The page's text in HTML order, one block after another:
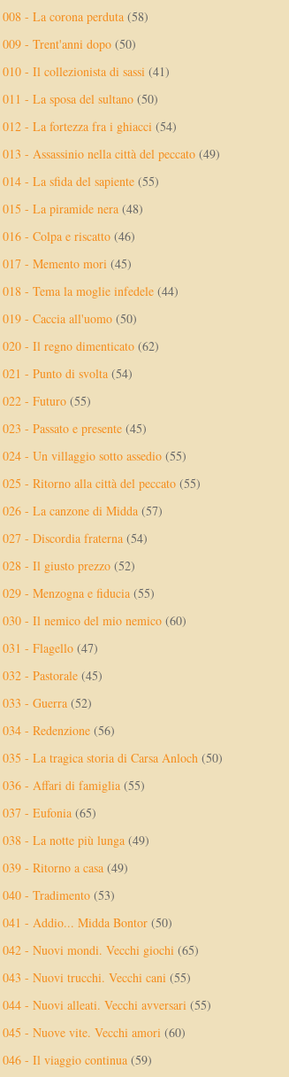
008 - La corona perduta (58)
009 - Trent'anni dopo (50)
010 - Il collezionista di sassi (41)
011 - La sposa del sultano (50)
012 - La fortezza fra i ghiacci (54)
013 - Assassinio nella città del peccato (49)
014 - La sfida del sapiente (55)
015 - La piramide nera (48)
016 - Colpa e riscatto (46)
017 - Memento mori (45)
018 - Tema la moglie infedele (44)
019 - Caccia all'uomo (50)
020 - Il regno dimenticato (62)
021 - Punto di svolta (54)
022 - Futuro (55)
023 - Passato e presente (45)
024 - Un villaggio sotto assedio (55)
025 - Ritorno alla città del peccato (55)
026 - La canzone di Midda (57)
027 - Discordia fraterna (54)
028 - Il giusto prezzo (52)
029 - Menzogna e fiducia (55)
030 - Il nemico del mio nemico (60)
031 - Flagello (47)
032 - Pastorale (45)
033 - Guerra (52)
034 - Redenzione (56)
035 - La tragica storia di Carsa Anloch (50)
036 - Affari di famiglia (55)
037 - Eufonia (65)
038 - La notte più lunga (49)
039 - Ritorno a casa (49)
040 - Tradimento (53)
041 - Addio... Midda Bontor (50)
042 - Nuovi mondi. Vecchi giochi (65)
043 - Nuovi trucchi. Vecchi cani (55)
044 - Nuovi alleati. Vecchi avversari (55)
045 - Nuove vite. Vecchi amori (60)
046 - Il viaggio continua (59)